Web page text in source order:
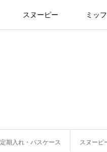
スヌーピー ミッ
定期入れ・パスケース スヌーピ